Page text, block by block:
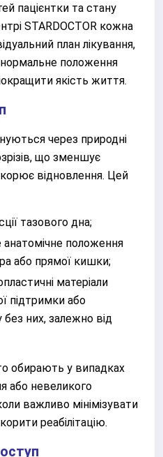
пацієнтки та стану
STARDOCTOR кожна
план лікування,
положення
якість життя.
через природні
що зменшує
відновлення. Цей
тазового дна;
положення
або прямої кишки;
матеріали
підтримки або
них, залежно від
обирають у випадках
або невеликого
важливо мінімізувати
реабілітацію.